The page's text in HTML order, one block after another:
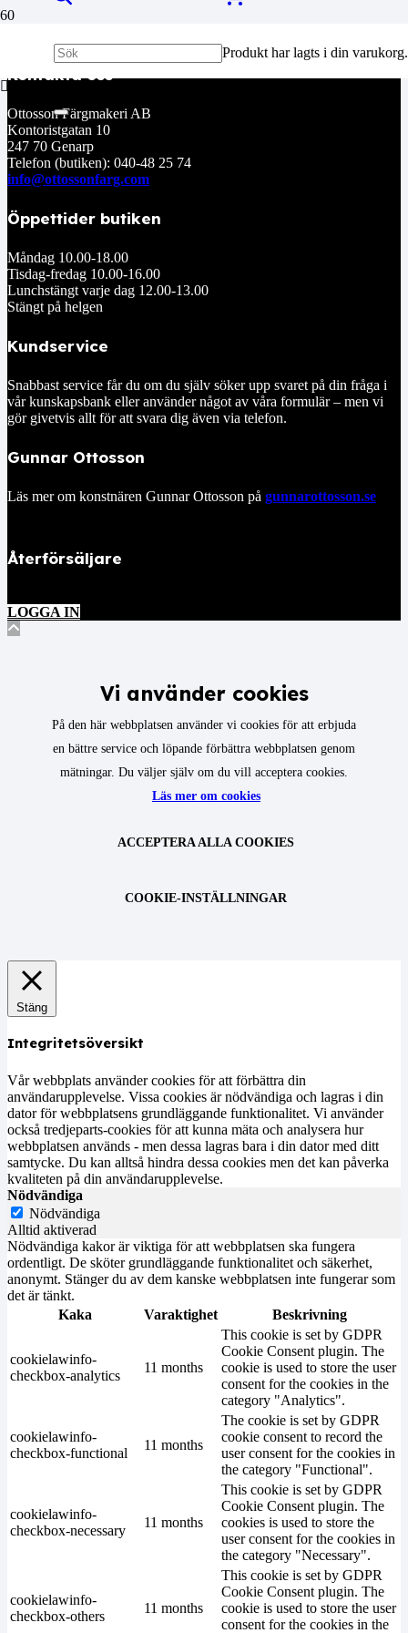
Produkt har lagts i din varukorg.
Kontakta oss
Ottosson Färgmakeri AB
Kontoristgatan 10
247 70 Genarp
Telefon (butiken): 040-48 25 74
info@ottossonfarg.com
Öppettider butiken
Måndag 10.00-18.00
Tisdag-fredag 10.00-16.00
Lunchstängt varje dag 12.00-13.00
Stängt på helgen
Kundservice
Snabbast service får du om du själv söker upp svaret på din fråga i
vår kunskapsbank eller använder något av våra formulär – men vi
gör givetvis allt för att svara dig även via telefon.
Gunnar Ottosson
Läs mer om konstnären Gunnar Ottosson på gunnarottosson.se
Återförsäljare
LOGGA IN
Vi använder cookies
På den här webbplatsen använder vi cookies för att erbjuda
en bättre service och löpande förbättra webbplatsen genom
mätningar. Du väljer själv om du vill acceptera cookies.
Läs mer om cookies
ACCEPTERA ALLA COOKIES
COOKIE-INSTÄLLNINGAR
Stäng
Integritetsöversikt
Vår webbplats använder cookies för att förbättra din
användarupplevelse. Vissa cookies är nödvändiga och lagras i din
dator för webbplatsens grundläggande funktionalitet. Vi använder
också tredjeparts-cookies för att kunna mäta och analysera hur
webbplatsen används - men dessa lagras bara i din dator med ditt
samtycke. Du kan alltså hindra dessa cookies men det kan påverka
kvaliteten på din användarupplevelse.
Nödvändiga
Nödvändiga
Alltid aktiverad
Nödvändiga kakor är viktiga för att webbplatsen ska fungera
ordentligt. De sköter grundläggande funktionalitet och säkerhet,
anonymt. Stänger du av dem kanske webbplatsen inte fungerar som
det är tänkt.
Kaka
Varaktighet Beskrivning
cookielawinfo-
checkbox-analytics
11 months
This cookie is set by GDPR
Cookie Consent plugin. The
cookie is used to store the user
consent for the cookies in the
category "Analytics".
cookielawinfo-
checkbox-functional
11 months
The cookie is set by GDPR
cookie consent to record the
user consent for the cookies in
the category "Functional".
cookielawinfo-
checkbox-necessary
11 months
This cookie is set by GDPR
Cookie Consent plugin. The
cookies is used to store the
user consent for the cookies in
the category "Necessary".
cookielawinfo-
checkbox-others
11 months
This cookie is set by GDPR
Cookie Consent plugin. The
cookie is used to store the user
consent for the cookies in the